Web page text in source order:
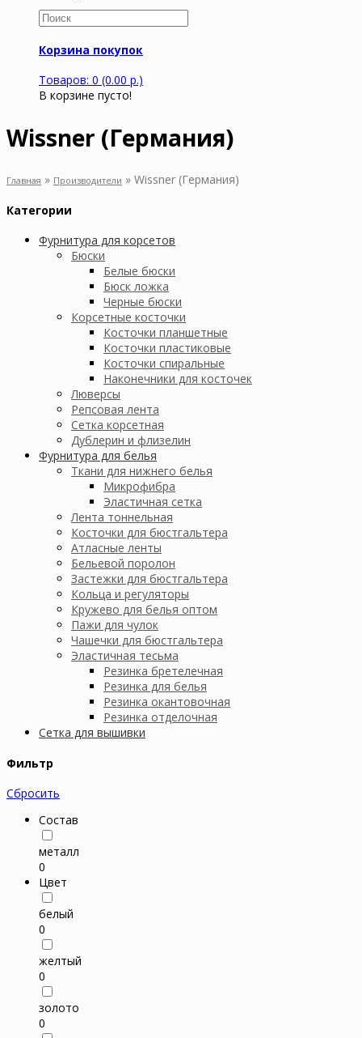
Корзина покупок
Товаров: 0 (0.00 р.)
В корзине пусто!
Wissner (Германия)
Главная » Производители » Wissner (Германия)
Категории
Фурнитура для корсетов
Бюски
Белые бюски
Бюск ложка
Черные бюски
Корсетные косточки
Косточки планшетные
Косточки пластиковые
Косточки спиральные
Наконечники для косточек
Люверсы
Репсовая лента
Сетка корсетная
Дублерин и флизелин
Фурнитура для белья
Ткани для нижнего белья
Микрофибра
Эластичная сетка
Лента тоннельная
Косточки для бюстгальтера
Атласные ленты
Бельевой поролон
Застежки для бюстгальтера
Кольца и регуляторы
Кружево для белья оптом
Пажи для чулок
Чашечки для бюстгальтера
Эластичная тесьма
Резинка бретелечная
Резинка для белья
Резинка окантовочная
Резинка отделочная
Сетка для вышивки
Фильтр
Сбросить
Состав
металл
0
Цвет
белый
0
желтый
0
золото
0